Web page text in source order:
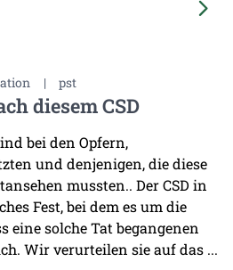
| pst
diesem CSD
bei den Opfern,
und denjenigen, die diese
mussten.. Der CSD in
Fest, bei dem es um die
eine solche Tat begangenen
Wir verurteilen sie auf das ...